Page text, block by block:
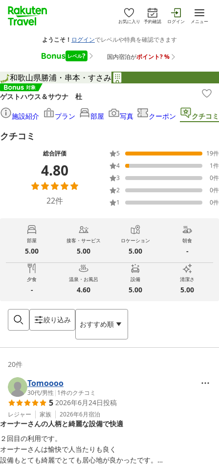
お気に入り 予約確認 ログイン メニュー
和歌山県勝浦・串本・すさみ
ゲストハウス＆サウナ 杜
施設紹介 プラン 部屋 写真 クーポン クチコミ
クチコミ
総合評価
4.80
22件
5 19件
4
1件
3
0件
2
0件
1
0件
部屋
5.00
接客・サービス
5.00
ロケーション
5.00
朝食
-
夕食
-
温泉・お風呂
4.60
設備
5.00
清潔さ
5.00
絞り込み おすすめ順
20件
Tomoooo
30代/男性 | 1件のクチコミ
5 2026年6月24日投稿
レジャー 家族 2026年6月宿泊
オーナーさんの人柄と綺麗な設備で快適
２回目の利用です。
オーナーさんは愉快で人当たりも良く
設備もとても綺麗でとても居心地が良かったです。